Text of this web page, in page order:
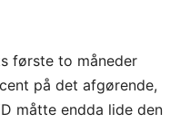
første to måneder
på det afgørende,
måtte endda lide den